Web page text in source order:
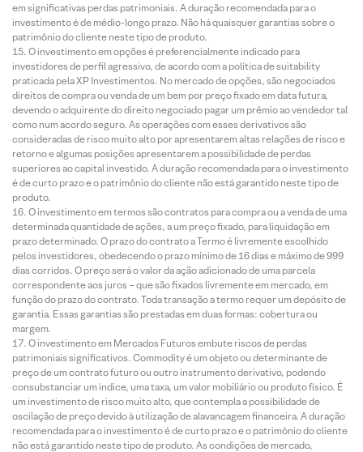
em significativas perdas patrimoniais. A duração recomendada para o
investimento é de médio-longo prazo. Não há quaisquer garantias sobre o
patrimônio do cliente neste tipo de produto.
O investimento em opções é preferencialmente indicado para
investidores de perfil agressivo, de acordo com a política de suitability
praticada pela XP Investimentos. No mercado de opções, são negociados
direitos de compra ou venda de um bem por preço fixado em data futura,
devendo o adquirente do direito negociado pagar um prêmio ao vendedor tal
como num acordo seguro. As operações com esses derivativos são
consideradas de risco muito alto por apresentarem altas relações de risco e
retorno e algumas posições apresentarem a possibilidade de perdas
superiores ao capital investido. A duração recomendada para o investimento
é de curto prazo e o patrimônio do cliente não está garantido neste tipo de
produto.
O investimento em termos são contratos para compra ou a venda de uma
determinada quantidade de ações, a um preço fixado, para liquidação em
prazo determinado. O prazo do contrato a Termo é livremente escolhido
pelos investidores, obedecendo o prazo mínimo de 16 dias e máximo de 999
dias corridos. O preço será o valor da ação adicionado de uma parcela
correspondente aos juros – que são fixados livremente em mercado, em
função do prazo do contrato. Toda transação a termo requer um depósito de
garantia. Essas garantias são prestadas em duas formas: cobertura ou
margem.
O investimento em Mercados Futuros embute riscos de perdas
patrimoniais significativos. Commodity é um objeto ou determinante de
preço de um contrato futuro ou outro instrumento derivativo, podendo
consubstanciar um índice, uma taxa, um valor mobiliário ou produto físico. É
um investimento de risco muito alto, que contempla a possibilidade de
oscilação de preço devido à utilização de alavancagem financeira. A duração
recomendada para o investimento é de curto prazo e o patrimônio do cliente
não está garantido neste tipo de produto. As condições de mercado,